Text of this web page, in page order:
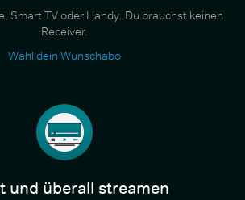
Smart TV oder Handy. Du brauchst keinen
Receiver.
Wähl dein Wunschabo
und überall streamen